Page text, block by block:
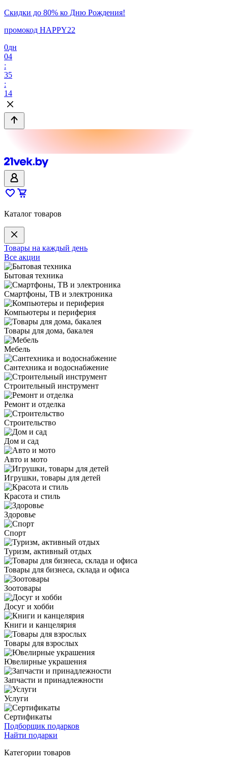
Скидки до 80% ко Дню Рождения!
промокод HAPPY22
0дн
04
:
35
:
14
Каталог товаров
Товары на каждый день
Все акции
Бытовая техника
Смартфоны, ТВ и электроника
Компьютеры и периферия
Товары для дома, бакалея
Мебель
Сантехника и водоснабжение
Строительный инструмент
Ремонт и отделка
Строительство
Дом и сад
Авто и мото
Игрушки, товары для детей
Красота и стиль
Здоровье
Спорт
Туризм, активный отдых
Товары для бизнеса, склада и офиса
Зоотовары
Досуг и хобби
Книги и канцелярия
Товары для взрослых
Ювелирные украшения
Запчасти и принадлежности
Услуги
Сертификаты
Подборщик подарков
Найти подарки
Категории товаров